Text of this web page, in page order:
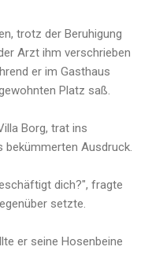
trotz der Beruhigung
Arzt ihm verschrieben
er im Gasthaus
Platz saß.
Borg, trat ins
Ausdruck.
dich?", fragte
setzte.
er seine Hosenbeine